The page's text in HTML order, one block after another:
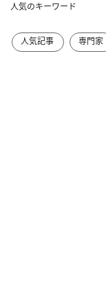
人気のキーワード
人気記事 専門家